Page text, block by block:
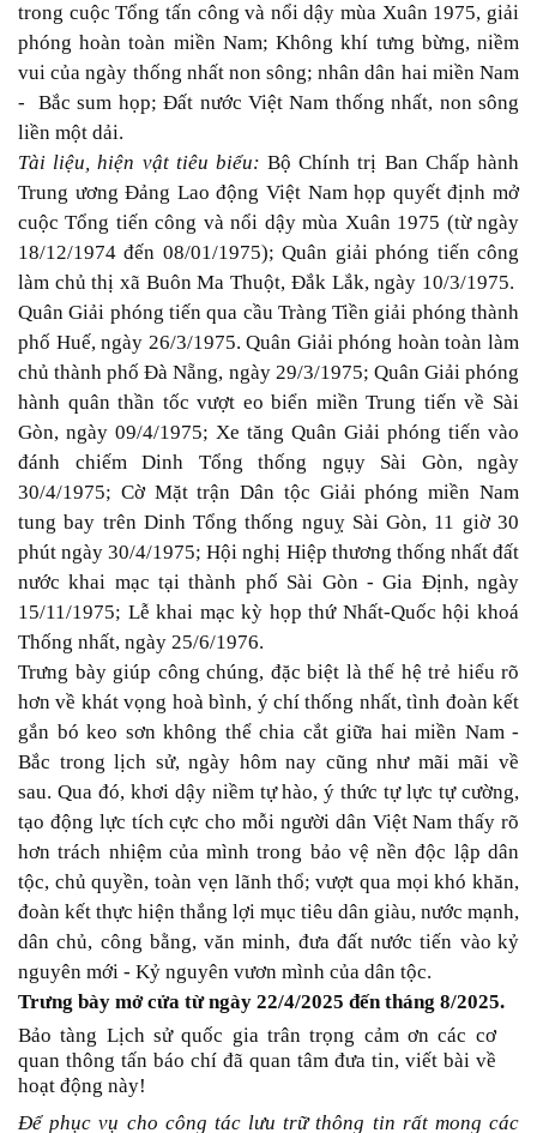
trong cuộc Tổng tấn công và nổi dậy mùa Xuân 1975, giải
phóng hoàn toàn miền Nam; Không khí tưng bừng, niềm
vui của ngày thống nhất non sông; nhân dân hai miền Nam
- Bắc sum họp; Đất nước Việt Nam thống nhất, non sông
liền một dải.
Tài liệu, hiện vật tiêu biểu: Bộ Chính trị Ban Chấp hành
Trung ương Đảng Lao động Việt Nam họp quyết định mở
cuộc Tổng tiến công và nổi dậy mùa Xuân 1975 (từ ngày
18/12/1974 đến 08/01/1975); Quân giải phóng tiến công
làm chủ thị xã Buôn Ma Thuột, Đắk Lắk, ngày 10/3/1975.
Quân Giải phóng tiến qua cầu Tràng Tiền giải phóng thành
phố Huế, ngày 26/3/1975. Quân Giải phóng hoàn toàn làm
chủ thành phố Đà Nẵng, ngày 29/3/1975; Quân Giải phóng
hành quân thần tốc vượt eo biển miền Trung tiến về Sài
Gòn, ngày 09/4/1975; Xe tăng Quân Giải phóng tiến vào
đánh chiếm Dinh Tổng thống ngụy Sài Gòn, ngày
30/4/1975; Cờ Mặt trận Dân tộc Giải phóng miền Nam
tung bay trên Dinh Tổng thống nguỵ Sài Gòn, 11 giờ 30
phút ngày 30/4/1975; Hội nghị Hiệp thương thống nhất đất
nước khai mạc tại thành phố Sài Gòn - Gia Định, ngày
15/11/1975; Lễ khai mạc kỳ họp thứ Nhất-Quốc hội khoá
Thống nhất, ngày 25/6/1976.
Trưng bày giúp công chúng, đặc biệt là thế hệ trẻ hiểu rõ
hơn về khát vọng hoà bình, ý chí thống nhất, tình đoàn kết
gắn bó keo sơn không thể chia cắt giữa hai miền Nam -
Bắc trong lịch sử, ngày hôm nay cũng như mãi mãi về
sau. Qua đó, khơi dậy niềm tự hào, ý thức tự lực tự cường,
tạo động lực tích cực cho mỗi người dân Việt Nam thấy rõ
hơn trách nhiệm của mình trong bảo vệ nền độc lập dân
tộc, chủ quyền, toàn vẹn lãnh thổ; vượt qua mọi khó khăn,
đoàn kết thực hiện thắng lợi mục tiêu dân giàu, nước mạnh,
dân chủ, công bằng, văn minh, đưa đất nước tiến vào kỷ
nguyên mới - Kỷ nguyên vươn mình của dân tộc.
Trưng bày mở cửa từ ngày 22/4/2025 đến tháng 8/2025.
Bảo tàng Lịch sử quốc gia trân trọng cảm ơn các cơ
quan thông tấn báo chí đã quan tâm đưa tin, viết bài về
hoạt động này!
Để phục vụ cho công tác lưu trữ thông tin rất mong các